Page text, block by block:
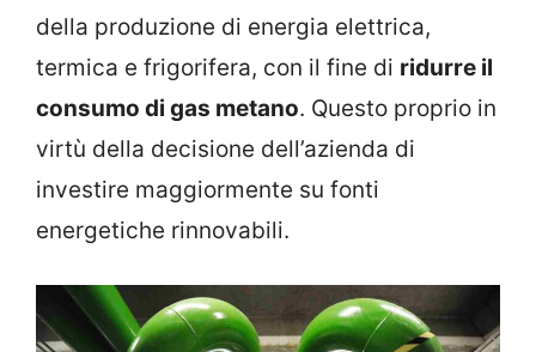
della produzione di energia elettrica,
termica e frigorifera, con il fine di ridurre il
consumo di gas metano. Questo proprio in
virtù della decisione dell’azienda di
investire maggiormente su fonti
energetiche rinnovabili.